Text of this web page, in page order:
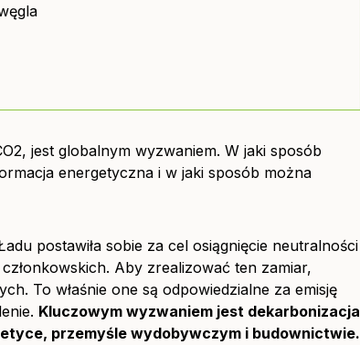
jest globalnym wyzwaniem. W jaki sposób
energetyczna i w jaki sposób można
postawiła sobie za cel osiągnięcie neutralności
Aby zrealizować ten zamiar,
To właśnie one są odpowiedzialne za emisję
Kluczowym wyzwaniem jest dekarbonizacja
przemyśle wydobywczym i budownictwie.